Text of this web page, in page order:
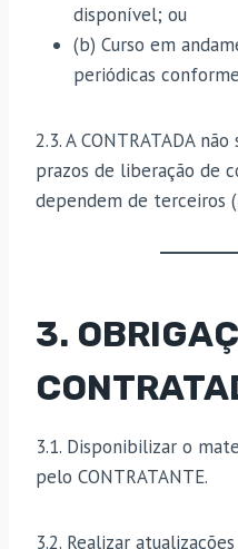
disponível; ou
(b) Curso em
periódicas
2.3. A CONTRATADA
prazos de liberação de
dependem de terceiros
3.
3.1. Disponibilizar o
pelo CONTRATANTE.
3.2. Realizar